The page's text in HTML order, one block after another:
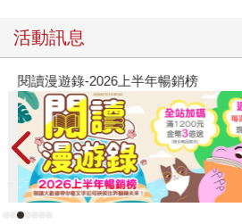
活動訊息
閱讀漫遊錄-2026上半年暢銷榜